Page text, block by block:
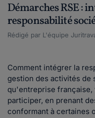
Démarches RSE :
responsabilité
Rédigé par L'équipe
Comment intégrer la
gestion des activités de
qu'entreprise française,
participer, en prenant
conformant à certaines